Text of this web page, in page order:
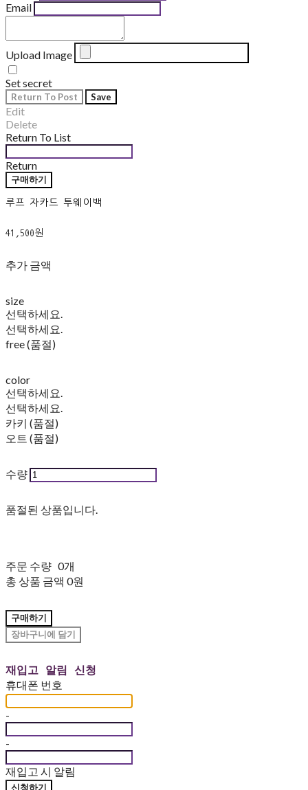
Email
Upload Image
Set secret
Return To Post Save
Edit
Delete
Return To List
Return
구매하기
루프 자카드 투웨이백
41,500원
추가 금액
size
선택하세요.
선택하세요.
free (품절)
color
선택하세요.
선택하세요.
카키 (품절)
오트 (품절)
수량
품절된 상품입니다.
주문 수량 0개
총 상품 금액 0원
구매하기
장바구니에 담기
재입고 알림 신청
휴대폰 번호
-
-
재입고 시 알림
신청하기